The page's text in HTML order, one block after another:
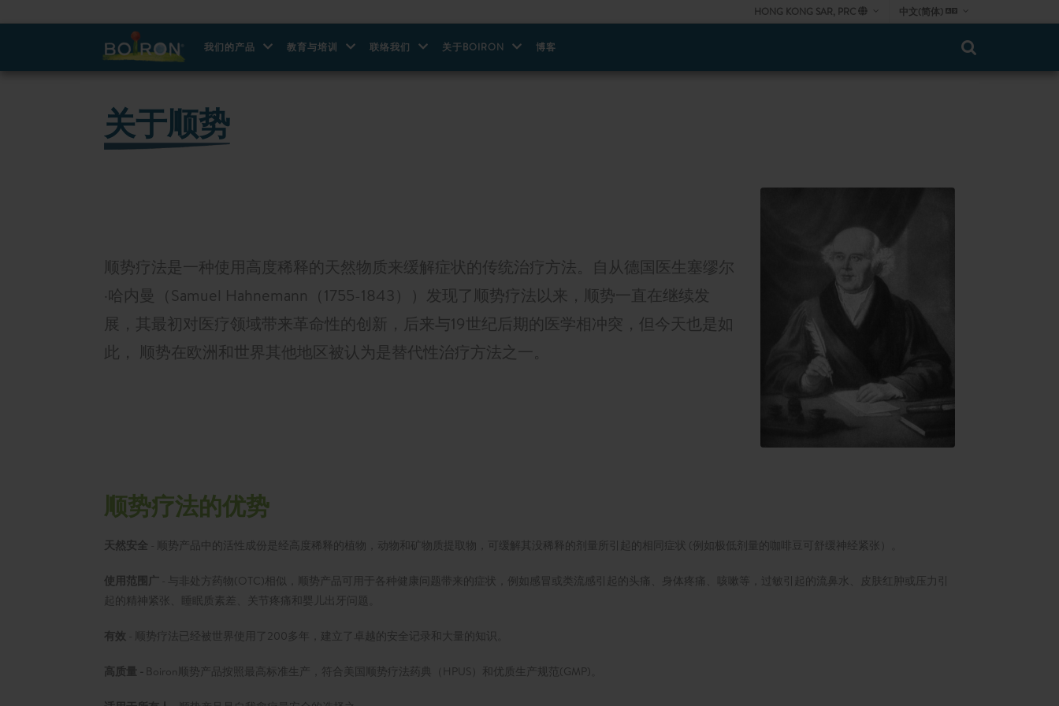
HONG KONG SAR, PRC 中文(简体)
我们的产品 教育与培训 联络我们 关于BOIRON 博客
关于顺势
顺势疗法是一种使用高度稀释的天然物质来缓解症状的传统治疗方法。自从德国医生塞缪尔
·哈内曼（Samuel Hahnemann（1755-1843））发现了顺势疗法以来，顺势一直在继续发
展，其最初对医疗领域带来革命性的创新，后来与19世纪后期的医学相冲突，但今天也是如
此， 顺势在欧洲和世界其他地区被认为是替代性治疗方法之一。
顺势疗法的优势
天然安全 - 顺势产品中的活性成份是经高度稀释的植物，动物和矿物质提取物，可缓解其没稀释的剂量所引起的相同症状 (例如极低剂量的咖啡豆可舒缓神经紧张）。
使用范围广 - 与非处方药物(OTC)相似，顺势产品可用于各种健康问题带来的症状，例如感冒或类流感引起的头痛、身体疼痛、咳嗽等，过敏引起的流鼻水、皮肤红肿或压力引
起的精神紧张、睡眠质素差、关节疼痛和婴儿出牙问题。
有效 - 顺势疗法已经被世界使用了200多年，建立了卓越的安全记录和大量的知识。
高质量 - Boiron顺势产品按照最高标准生产，符合美国顺势疗法药典（HPUS）和优质生产规范(GMP)。